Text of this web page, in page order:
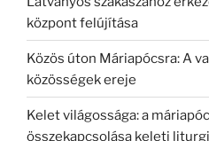
központ felújítása
Közös úton Máriapócsra: A
közösségek ereje
Kelet világossága: a
összekapcsolása keleti